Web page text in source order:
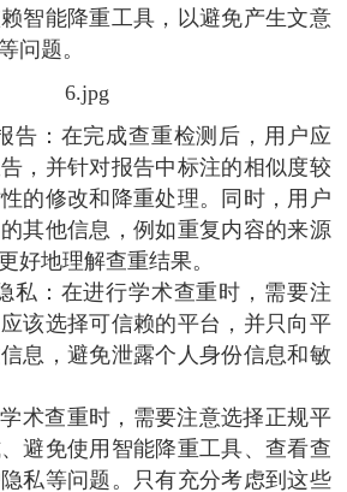
智能降重工具，以避免产生文意
问题。
告：在完成查重检测后，用户应
，并针对报告中标注的相似度较
的修改和降重处理。同时，用户
其他信息，例如重复内容的来源
好地理解查重结果。
私：在进行学术查重时，需要注
该选择可信赖的平台，并只向平
息，避免泄露个人身份信息和敏
术查重时，需要注意选择正规平
避免使用智能降重工具、查看查
私等问题。只有充分考虑到这些